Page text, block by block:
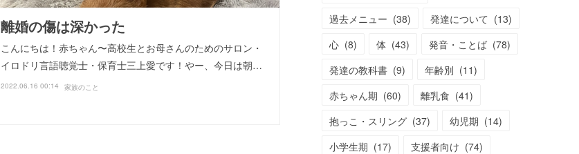
離婚の傷は深かった
こんにちは！赤ちゃん〜高校生とお母さんのためのサロン・
イロドリ言語聴覚士・保育士三上愛です！やー、今日は朝…
2022.06.16 00:14 家族のこと
過去メニュー (38) 発達について (13)
心 (8) 体 (43) 発音・ことば (78)
発達の教科書 (9) 年齢別 (11)
赤ちゃん期 (60) 離乳食 (41)
抱っこ・スリング (37) 幼児期 (14)
小学生期 (17) 支援者向け (74)